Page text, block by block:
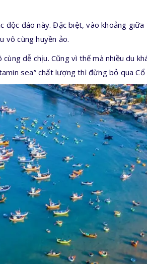
độc đáo này. Đặc biệt, vào khoảng
vô cùng huyền ảo.
dễ chịu. Cũng vì thế mà nhiều du
sea” chất lượng thì đừng bỏ qua Cổ